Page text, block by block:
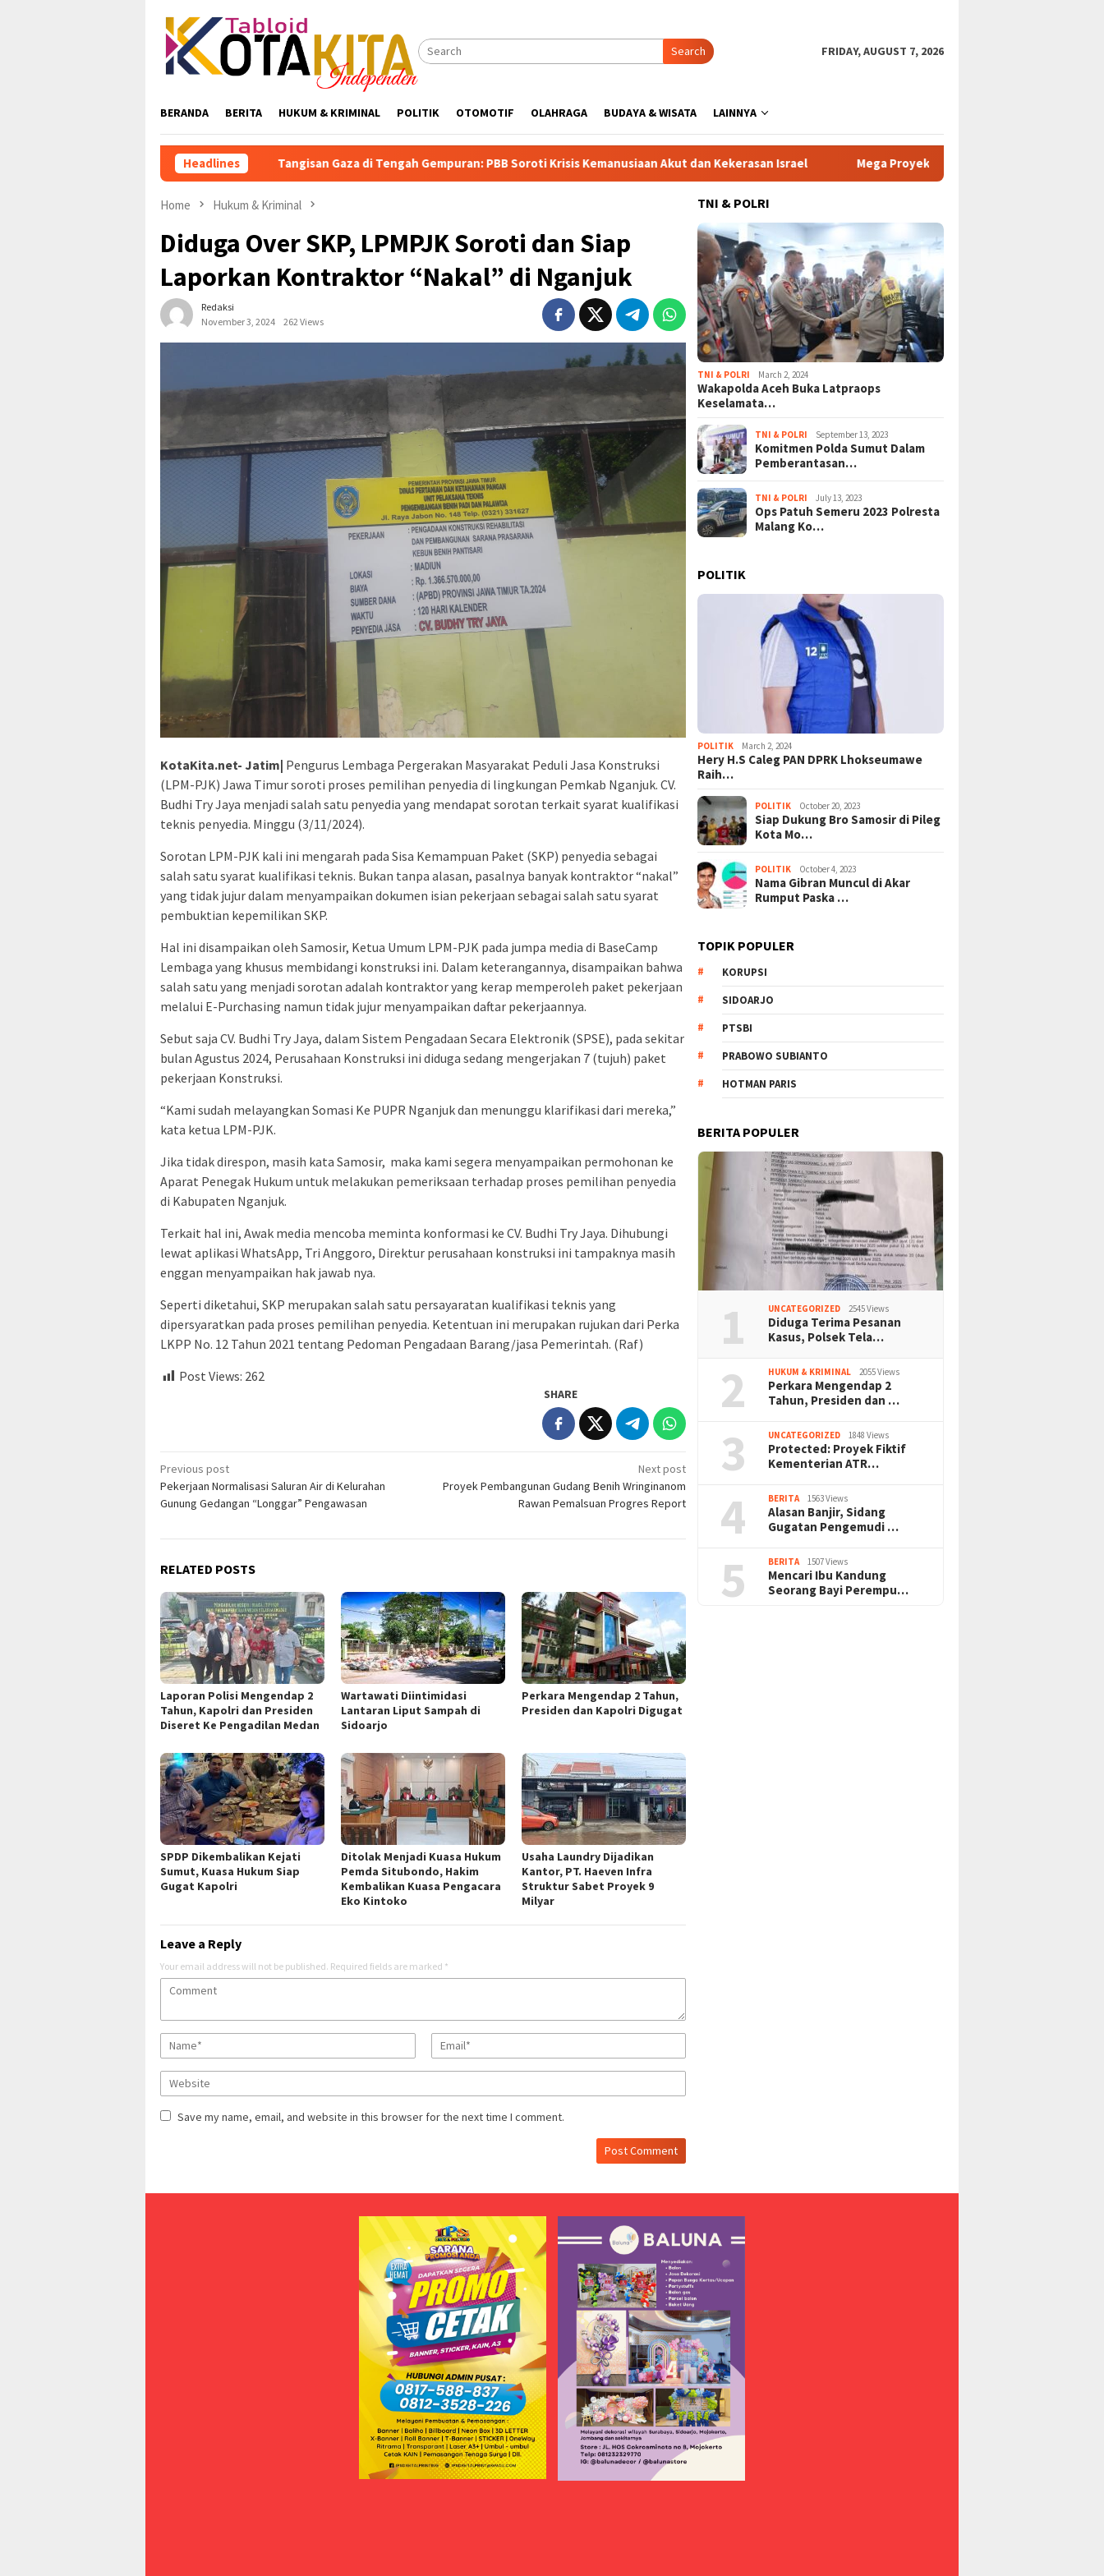
content
Search FRIDAY, AUGUST 7, 2026
BERANDA BERITA HUKUM & KRIMINAL POLITIK OTOMOTIF OLAHRAGA BUDAYA & WISATA LAINNYA
Headlines
Tangisan Gaza di Tengah Gempuran: PBB Soroti Krisis Kemanusiaan Akut dan Kekerasan Israel Mega Proyek Klender: Sinergi Perumnas & Agung
Home Hukum & Kriminal
Diduga Over SKP, LPMPJK Soroti dan Siap
Laporkan Kontraktor “Nakal” di Nganjuk
Redaksi
November 3, 2024
262 Views
KotaKita.net- Jatim| Pengurus Lembaga Pergerakan Masyarakat Peduli Jasa Konstruksi
(LPM-PJK) Jawa Timur soroti proses pemilihan penyedia di lingkungan Pemkab Nganjuk. CV.
Budhi Try Jaya menjadi salah satu penyedia yang mendapat sorotan terkait syarat kualifikasi
teknis penyedia. Minggu (3/11/2024).
Sorotan LPM-PJK kali ini mengarah pada Sisa Kemampuan Paket (SKP) penyedia sebagai
salah satu syarat kualifikasi teknis. Bukan tanpa alasan, pasalnya banyak kontraktor “nakal”
yang tidak jujur dalam menyampaikan dokumen isian pekerjaan sebagai salah satu syarat
pembuktian kepemilikan SKP.
Hal ini disampaikan oleh Samosir, Ketua Umum LPM-PJK pada jumpa media di BaseCamp
Lembaga yang khusus membidangi konstruksi ini. Dalam keterangannya, disampaikan bahwa
salah satu yang menjadi sorotan adalah kontraktor yang kerap memperoleh paket pekerjaan
melalui E-Purchasing namun tidak jujur menyampaikan daftar pekerjaannya.
Sebut saja CV. Budhi Try Jaya, dalam Sistem Pengadaan Secara Elektronik (SPSE), pada sekitar
bulan Agustus 2024, Perusahaan Konstruksi ini diduga sedang mengerjakan 7 (tujuh) paket
pekerjaan Konstruksi.
“Kami sudah melayangkan Somasi Ke PUPR Nganjuk dan menunggu klarifikasi dari mereka,”
kata ketua LPM-PJK.
Jika tidak direspon, masih kata Samosir, maka kami segera menyampaikan permohonan ke
Aparat Penegak Hukum untuk melakukan pemeriksaan terhadap proses pemilihan penyedia
di Kabupaten Nganjuk.
Terkait hal ini, Awak media mencoba meminta konformasi ke CV. Budhi Try Jaya. Dihubungi
lewat aplikasi WhatsApp, Tri Anggoro, Direktur perusahaan konstruksi ini tampaknya masih
enggan menyampaikan hak jawab nya.
Seperti diketahui, SKP merupakan salah satu persayaratan kualifikasi teknis yang
dipersyaratkan pada proses pemilihan penyedia. Ketentuan ini merupakan rujukan dari Perka
LKPP No. 12 Tahun 2021 tentang Pedoman Pengadaan Barang/jasa Pemerintah. (Raf)
Post Views: 262
SHARE
Post
navigation
Previous post
Pekerjaan Normalisasi Saluran Air di Kelurahan
Gunung Gedangan “Longgar” Pengawasan
Next post
Proyek Pembangunan Gudang Benih Wringinanom
Rawan Pemalsuan Progres Report
RELATED POSTS
Laporan Polisi Mengendap 2
Tahun, Kapolri dan Presiden
Diseret Ke Pengadilan Medan
Wartawati Diintimidasi
Lantaran Liput Sampah di
Sidoarjo
Perkara Mengendap 2 Tahun,
Presiden dan Kapolri Digugat
SPDP Dikembalikan Kejati
Sumut, Kuasa Hukum Siap
Gugat Kapolri
Ditolak Menjadi Kuasa Hukum
Pemda Situbondo, Hakim
Kembalikan Kuasa Pengacara
Eko Kintoko
Usaha Laundry Dijadikan
Kantor, PT. Haeven Infra
Struktur Sabet Proyek 9
Milyar
Leave a Reply
Your email address will not be published. Required fields are marked *
Save my name, email, and website in this browser for the next time I comment.
TNI & POLRI
TNI & POLRI March 2, 2024
Wakapolda Aceh Buka Latpraops
Keselamata…
TNI & POLRI September 13, 2023
Komitmen Polda Sumut Dalam
Pemberantasan…
TNI & POLRI July 13, 2023
Ops Patuh Semeru 2023 Polresta
Malang Ko…
POLITIK
POLITIK March 2, 2024
Hery H.S Caleg PAN DPRK Lhokseumawe
Raih…
POLITIK October 20, 2023
Siap Dukung Bro Samosir di Pileg
Kota Mo…
POLITIK October 4, 2023
Nama Gibran Muncul di Akar
Rumput Paska …
TOPIK POPULER
KORUPSI
SIDOARJO
PTSBI
PRABOWO SUBIANTO
HOTMAN PARIS
BERITA POPULER
1 UNCATEGORIZED 2545 Views
Diduga Terima Pesanan
Kasus, Polsek Tela…
2 HUKUM & KRIMINAL 2055 Views
Perkara Mengendap 2
Tahun, Presiden dan …
3 UNCATEGORIZED 1848 Views
Protected: Proyek Fiktif
Kementerian ATR…
4 BERITA 1563 Views
Alasan Banjir, Sidang
Gugatan Pengemudi …
5 BERITA 1507 Views
Mencari Ibu Kandung
Seorang Bayi Perempu…